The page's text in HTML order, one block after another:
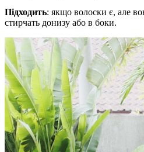
Підходить: якщо волоски є, але
стирчать донизу або в боки.